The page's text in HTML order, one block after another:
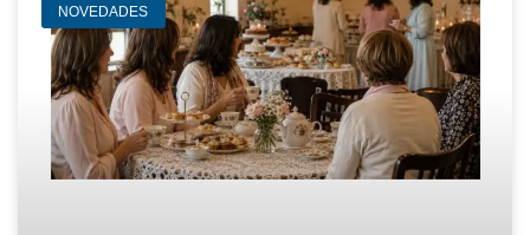
NOVEDADES